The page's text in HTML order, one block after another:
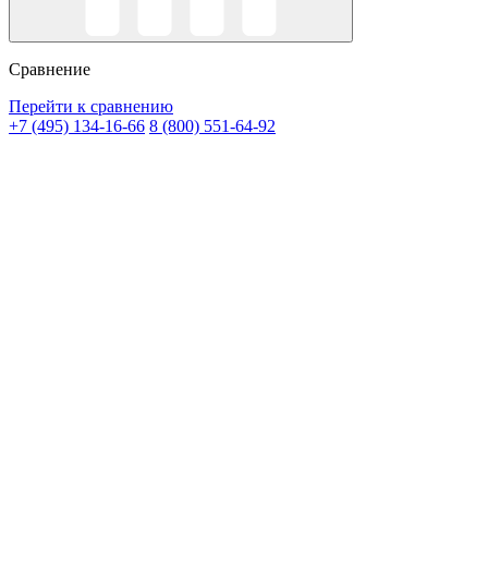
Сравнение
Перейти к сравнению
+7 (495) 134-16-66 8 (800) 551-64-92